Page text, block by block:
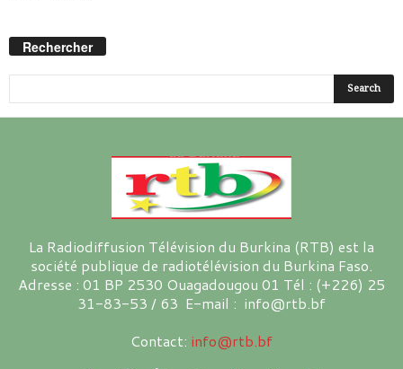
Rechercher
La Radiodiffusion Télévision du Burkina (RTB) est la
société publique de radiotélévision du Burkina Faso.
Adresse : 01 BP 2530 Ouagadougou 01 Tél : (+226) 25
31-83-53 / 63 E-mail : info@rtb.bf
Contact: info@rtb.bf